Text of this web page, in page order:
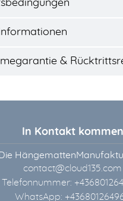
&
In Kontakt kommen
Die
contact@cloud135.com
Telefonnummer:
WhatsApp: